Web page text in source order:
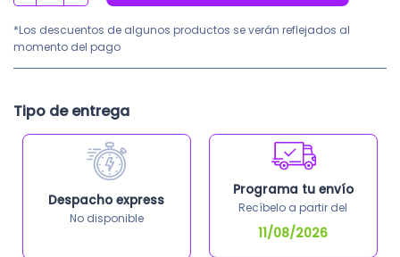
*Los descuentos de algunos productos se verán reflejados al
momento del pago
Tipo de entrega
Despacho express
No disponible
Programa tu envío
Recíbelo a partir del
11/08/2026